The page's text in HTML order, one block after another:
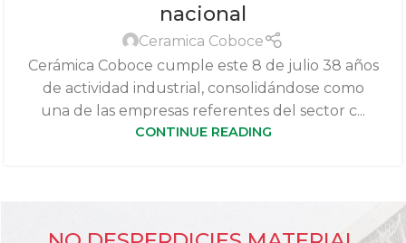
nacional
Ceramica Coboce
Cerámica Coboce cumple este 8 de julio 38 años
de actividad industrial, consolidándose como
una de las empresas referentes del sector c...
CONTINUE READING